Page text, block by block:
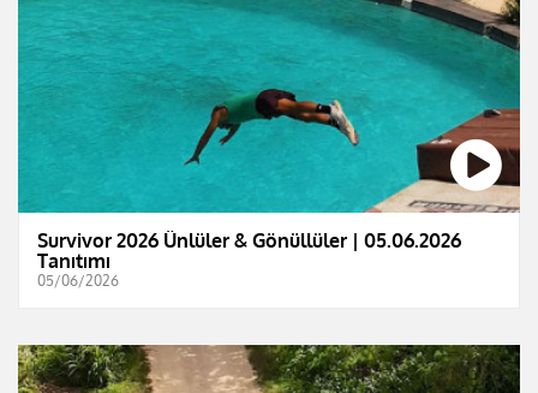
Survivor 2026 Ünlüler & Gönüllüler | 05.06.2026
Tanıtımı
05/06/2026